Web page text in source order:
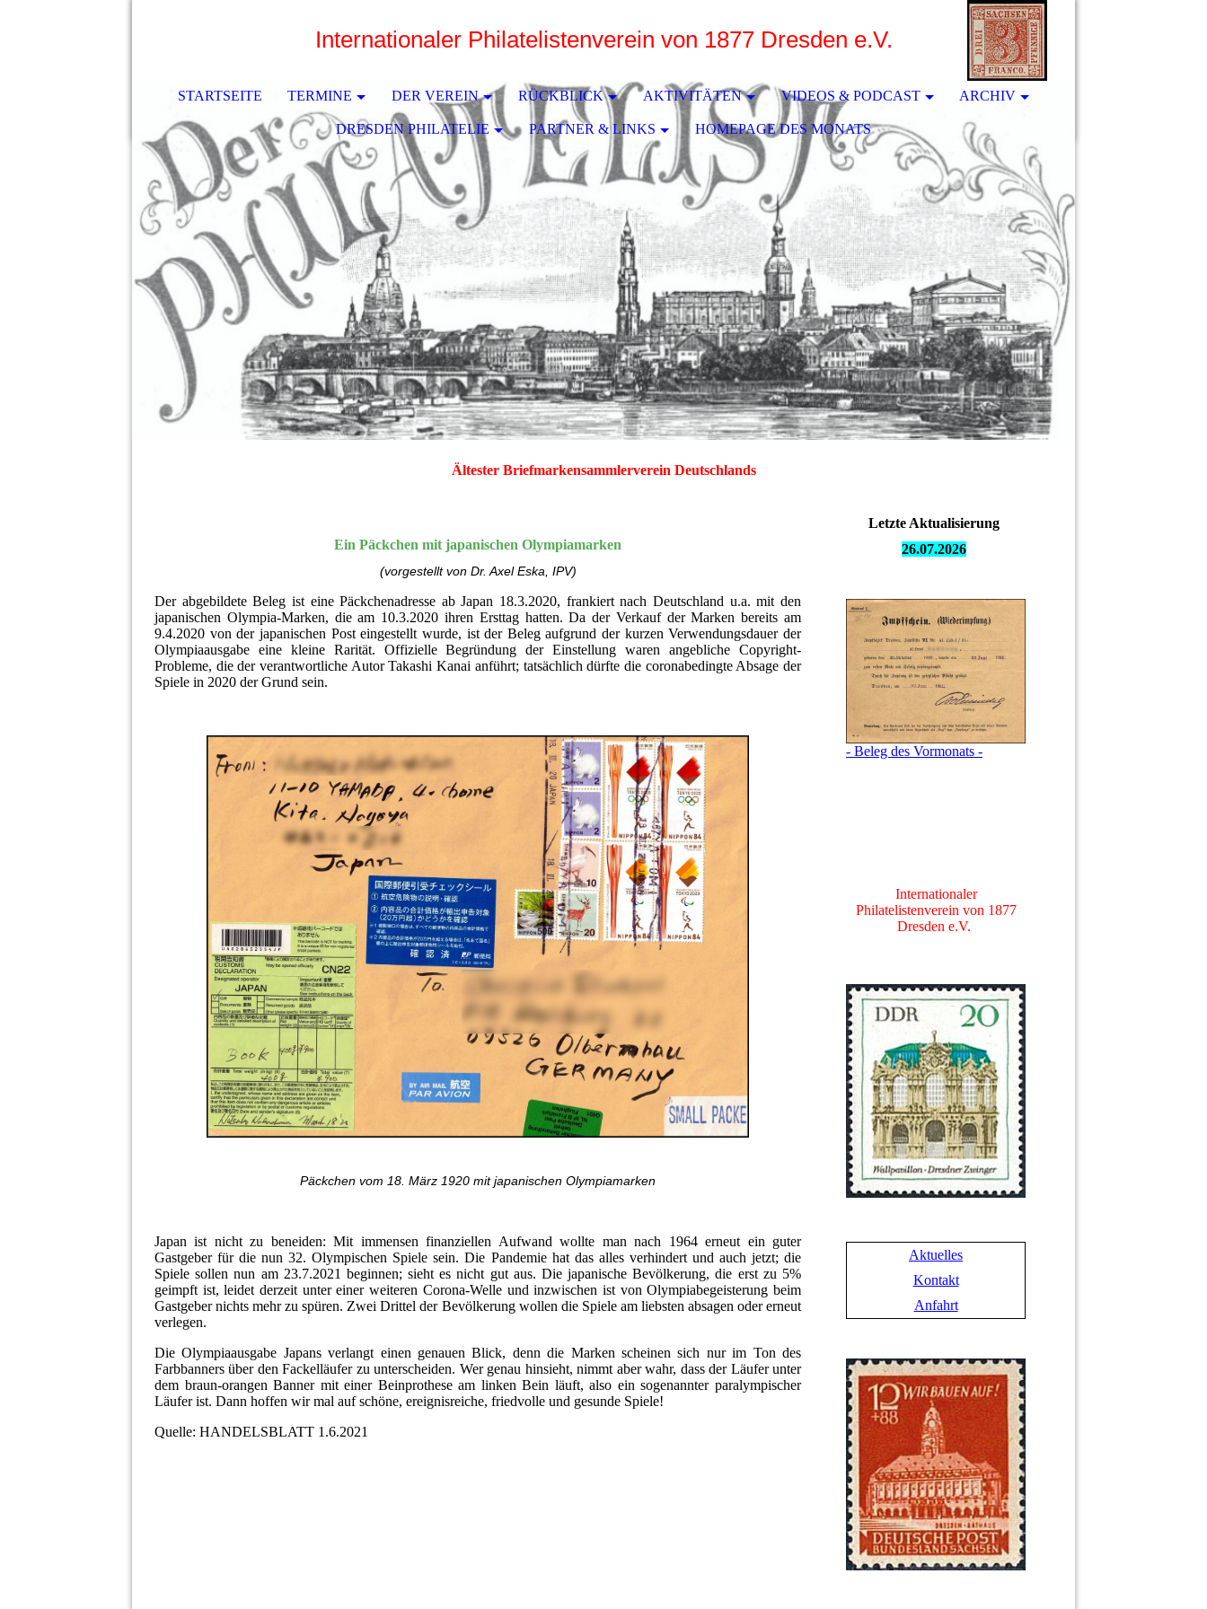
Internationaler Philatelistenverein von 1877 Dresden e.V.
STARTSEITE TERMINE DER VEREIN RÜCKBLICK AKTIVITÄTEN VIDEOS & PODCAST ARCHIV
DRESDEN PHILATELIE PARTNER & LINKS HOMEPAGE DES MONATS
Ältester Briefmarkensammlerverein Deutschlands
Ein Päckchen mit japanischen Olympiamarken
(vorgestellt von Dr. Axel Eska, IPV)
Der abgebildete Beleg ist eine Päckchenadresse ab Japan 18.3.2020, frankiert nach Deutschland u.a. mit den
japanischen Olympia-Marken, die am 10.3.2020 ihren Ersttag hatten. Da der Verkauf der Marken bereits am
9.4.2020 von der japanischen Post eingestellt wurde, ist der Beleg aufgrund der kurzen Verwendungsdauer der
Olympiaausgabe eine kleine Rarität. Offizielle Begründung der Einstellung waren angebliche Copyright-
Probleme, die der verantwortliche Autor Takashi Kanai anführt; tatsächlich dürfte die coronabedingte Absage der
Spiele in 2020 der Grund sein.
Päckchen vom 18. März 1920 mit japanischen Olympiamarken
Japan ist nicht zu beneiden: Mit immensen finanziellen Aufwand wollte man nach 1964 erneut ein guter
Gastgeber für die nun 32. Olympischen Spiele sein. Die Pandemie hat das alles verhindert und auch jetzt; die
Spiele sollen nun am 23.7.2021 beginnen; sieht es nicht gut aus. Die japanische Bevölkerung, die erst zu 5%
geimpft ist, leidet derzeit unter einer weiteren Corona-Welle und inzwischen ist von Olympiabegeisterung beim
Gastgeber nichts mehr zu spüren. Zwei Drittel der Bevölkerung wollen die Spiele am liebsten absagen oder erneut
verlegen.
Die Olympiaausgabe Japans verlangt einen genauen Blick, denn die Marken scheinen sich nur im Ton des
Farbbanners über den Fackelläufer zu unterscheiden. Wer genau hinsieht, nimmt aber wahr, dass der Läufer unter
dem braun-orangen Banner mit einer Beinprothese am linken Bein läuft, also ein sogenannter paralympischer
Läufer ist. Dann hoffen wir mal auf schöne, ereignisreiche, friedvolle und gesunde Spiele!
Quelle: HANDELSBLATT 1.6.2021
Letzte Aktualisierung
26.07.2026
- Beleg des Vormonats -
Internationaler
Philatelistenverein von 1877
Dresden e.V.
Aktuelles
Kontakt
Anfahrt